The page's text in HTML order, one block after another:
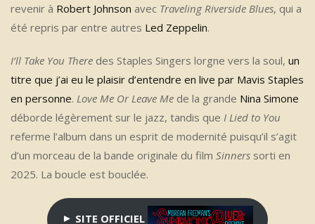
revenir à Robert Johnson avec Traveling Riverside Blues, qui a
été repris par entre autres Led Zeppelin.
I’ll Take You There des Staples Singers lorgne vers la soul, un
titre que j’ai eu le plaisir d’entendre en live par Mavis Staples
en personne. Love Me Or Leave Me de la grande Nina Simone
déborde légèrement sur le jazz, tandis que I Lied to You
referme l’album dans un esprit de modernité puisqu’il s’agit
d’un morceau de la bande originale du film Sinners sorti en
2025. La boucle est bouclée.
► SITE OFFICIEL